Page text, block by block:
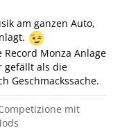
am ganzen Auto,
Monza Anlage
gefällt als die
Geschmackssache.
mit